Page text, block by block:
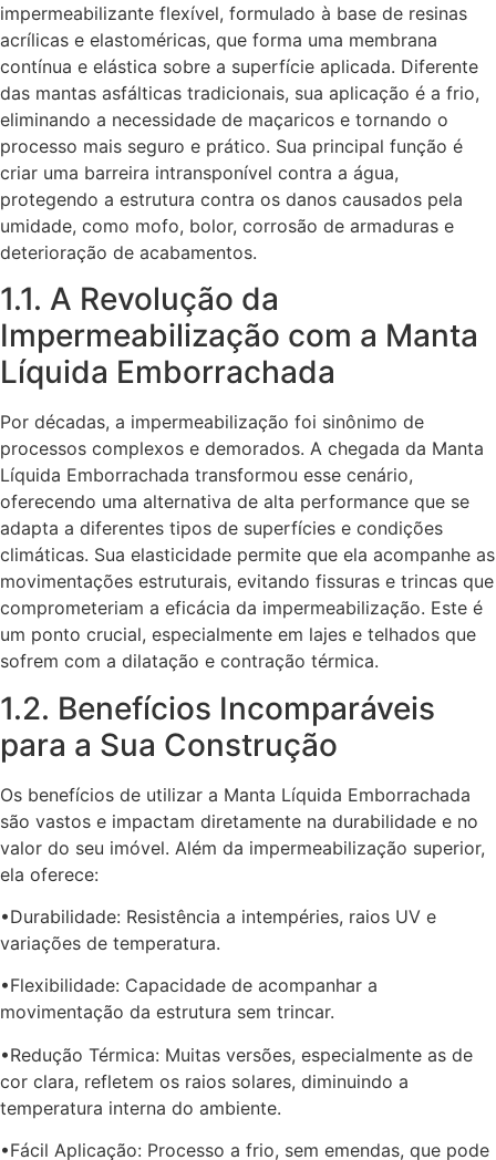
impermeabilizante flexível, formulado à base de resinas
acrílicas e elastoméricas, que forma uma membrana
contínua e elástica sobre a superfície aplicada. Diferente
das mantas asfálticas tradicionais, sua aplicação é a frio,
eliminando a necessidade de maçaricos e tornando o
processo mais seguro e prático. Sua principal função é
criar uma barreira intransponível contra a água,
protegendo a estrutura contra os danos causados pela
umidade, como mofo, bolor, corrosão de armaduras e
deterioração de acabamentos.
1.1. A Revolução da
Impermeabilização com a Manta
Líquida Emborrachada
Por décadas, a impermeabilização foi sinônimo de
processos complexos e demorados. A chegada da Manta
Líquida Emborrachada transformou esse cenário,
oferecendo uma alternativa de alta performance que se
adapta a diferentes tipos de superfícies e condições
climáticas. Sua elasticidade permite que ela acompanhe as
movimentações estruturais, evitando fissuras e trincas que
comprometeriam a eficácia da impermeabilização. Este é
um ponto crucial, especialmente em lajes e telhados que
sofrem com a dilatação e contração térmica.
1.2. Benefícios Incomparáveis
para a Sua Construção
Os benefícios de utilizar a Manta Líquida Emborrachada
são vastos e impactam diretamente na durabilidade e no
valor do seu imóvel. Além da impermeabilização superior,
ela oferece:
•Durabilidade: Resistência a intempéries, raios UV e
variações de temperatura.
•Flexibilidade: Capacidade de acompanhar a
movimentação da estrutura sem trincar.
•Redução Térmica: Muitas versões, especialmente as de
cor clara, refletem os raios solares, diminuindo a
temperatura interna do ambiente.
•Fácil Aplicação: Processo a frio, sem emendas, que pode